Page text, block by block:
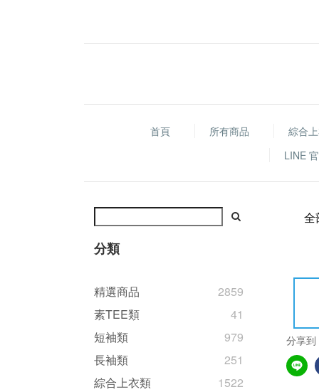
首頁 所有商品 綜合
LINE
分類
精選商品
2859
素TEE類
41
短袖類
979
長袖類
251
綜合上衣類
1522
全
分享到